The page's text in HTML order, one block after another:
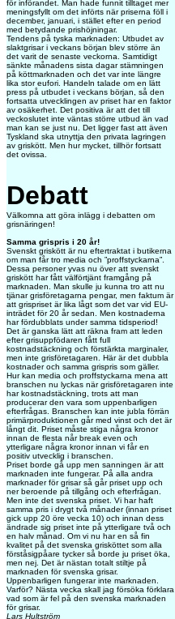
för införandet. Man hade funnit tilltaget mer
meningsfyllt om det införts när priserna föll i
december, januari, i stället efter en period
med betydande prishöjningar.
Tendens på tyska marknaden: Utbudet av
slaktgrisar i veckans början blev större än
det varit de senaste veckorna. Samtidigt
sänkte månadens sista dagar stämningen
på köttmarknaden och det var inte längre
lika stor eufori. Handeln talade om en lätt
press på utbudet i veckans början, så den
fortsatta utvecklingen av priset har en faktor
av osäkerhet. Det positiva är att det till
veckoslutet inte väntas större utbud än vad
man kan se just nu. Det ligger fast att även
Tyskland ska utnyttja den privata lagringen
av griskött. Men hur mycket, tillhör fortsatt
det ovissa.
Debatt
Välkomna att göra inlägg i debatten om
grisnäringen!
Samma grispris i 20 år!
Svenskt griskött är nu eftertraktat i butikerna
om man får tro media och ”proffstyckarna”.
Dessa personer yvas nu över att svenskt
griskött har fått välförtjänt framgång på
marknaden. Man skulle ju kunna tro att nu
tjänar grisföretagarna pengar, men faktum är
att grispriset är lika lågt som det var vid EU-
inträdet för 20 år sedan. Men kostnaderna
har fördubblats under samma tidsperiod!
Det är ganska lätt att räkna fram att leden
efter grisuppfödaren fått full
kostnadstäckning och förstärkta marginaler,
men inte grisföretagaren. Här är det dubbla
kostnader och samma grispris som gäller.
Hur kan media och proffstyckarna mena att
branschen nu lyckas när grisföretagaren inte
har kostnadstäckning, trots att man
producerar den vara som uppenbarligen
efterfrågas. Branschen kan inte jubla förrän
primärproduktionen går med vinst och det är
långt dit. Priset måste stiga några kronor
innan de flesta når break even och
ytterligare några kronor innan vi får en
positiv utvecklig i branschen.
Priset borde gå upp men sanningen är att
marknaden inte fungerar. På alla andra
marknader för grisar så går priset upp och
ner beroende på tillgång och efterfrågan.
Men inte det svenska priset. Vi har haft
samma pris i drygt två månader (innan priset
gick upp 20 öre vecka 10) och innan dess
ändrade sig priset inte på ytterligare två och
en halv månad. Om vi nu har en så fin
kvalitet på det svenska grisköttet som alla
förståsigpåare tycker så borde ju priset öka,
men nej. Det är nästan totalt stiltje på
marknaden för svenska grisar.
Uppenbarligen fungerar inte marknaden.
Varför? Nästa vecka skall jag försöka förklara
vad som är fel på den svenska marknaden
för grisar.
Lars Hultström